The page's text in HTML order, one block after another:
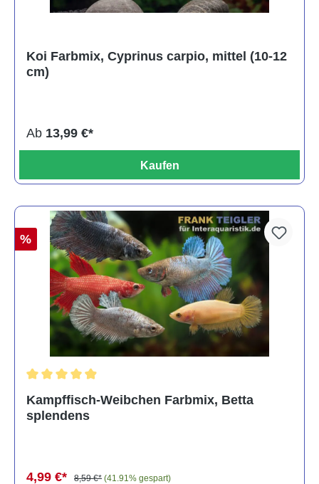
Koi Farbmix, Cyprinus carpio, mittel (10-12
cm)
Ab 13,99 €*
Kaufen
%
Kampffisch-Weibchen Farbmix, Betta
splendens
4,99 €* 8,59 €* (41.91% gespart)